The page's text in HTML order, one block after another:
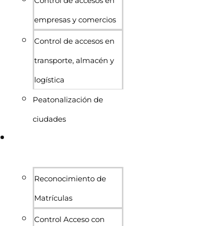
empresas y comercios
Control de accesos en
transporte, almacén y
logística
Peatonalización de
ciudades
Reconocimiento de
Matrículas
Control Acceso con